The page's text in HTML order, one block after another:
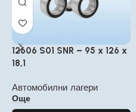
12606 S01 SNR – 95 x 126 x
18,1
Автомобилни лагери
Още